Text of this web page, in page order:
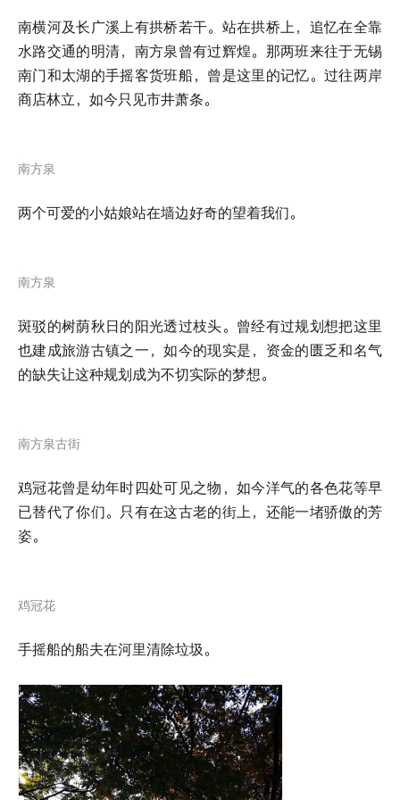
南横河及长广溪上有拱桥若干。站在拱桥上，追忆在全靠
水路交通的明清，南方泉曾有过辉煌。那两班来往于无锡
南门和太湖的手摇客货班船，曾是这里的记忆。过往两岸
商店林立，如今只见市井萧条。
南方泉
两个可爱的小姑娘站在墙边好奇的望着我们。
南方泉
斑驳的树荫秋日的阳光透过枝头。曾经有过规划想把这里
也建成旅游古镇之一，如今的现实是，资金的匮乏和名气
的缺失让这种规划成为不切实际的梦想。
南方泉古街
鸡冠花曾是幼年时四处可见之物，如今洋气的各色花等早
已替代了你们。只有在这古老的街上，还能一堵骄傲的芳
姿。
鸡冠花
手摇船的船夫在河里清除垃圾。